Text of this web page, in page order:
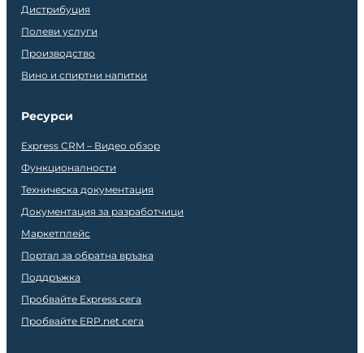
Дистрибуция
Полеви услуги
Производство
Вино и спиртни напитки
Ресурси
Express CRM – Видео обзор
Функционалности
Техническа документация
Документация за разработчици
Маркетплейс
Портал за обратна връзка
Поддръжка
Пробвайте Express сега
Пробвайте ERP.net сега